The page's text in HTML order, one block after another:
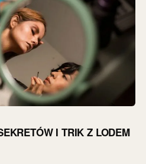
I TRIK Z LODEM